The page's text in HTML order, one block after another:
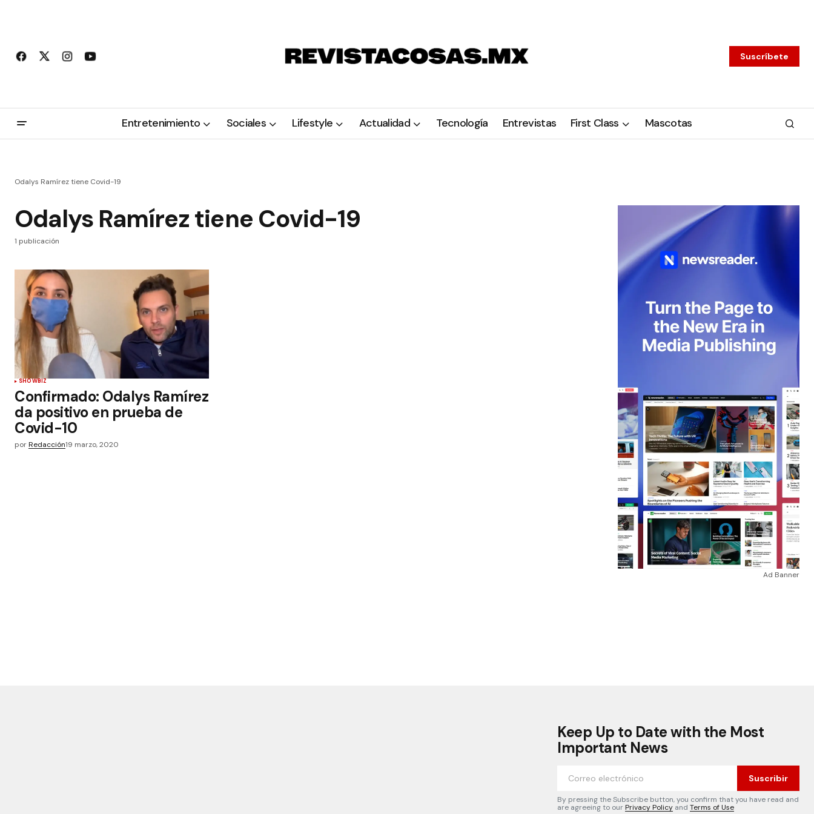
Suscríbete
Entretenimiento Sociales Lifestyle Actualidad Tecnología Entrevistas First Class Mascotas
Odalys Ramírez tiene Covid-19
Odalys Ramírez tiene Covid-19
1 publicación
SHOWBIZ
Confirmado: Odalys Ramírez
da positivo en prueba de
Covid-10
porRedacción19 marzo, 2020
Ad Banner
Keep Up to Date with the Most
Important News
Suscribir
By pressing the Subscribe button, you confirm that you have read and
are agreeing to ourPrivacy Policy and Terms of Use